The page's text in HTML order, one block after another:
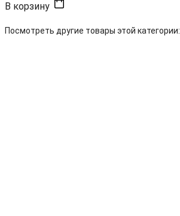
В корзину
Посмотреть другие товары этой категории: